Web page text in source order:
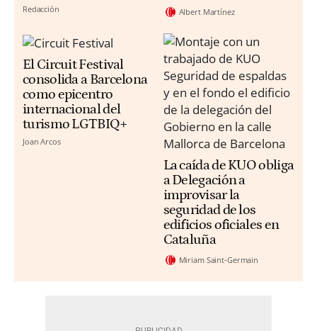
Redacción Albert Martínez
El Circuit Festival
consolida a Barcelona
como epicentro
internacional del
turismo LGTBIQ+
Joan Arcos
La caída de KUO obliga
a Delegación a
improvisar la
seguridad de los
edificios oficiales en
Cataluña
Miriam Saint-Germain